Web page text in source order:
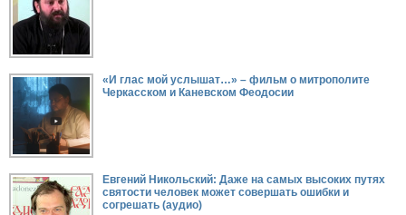
«И глас мой услышат…» – фильм о митрополите
Черкасском и Каневском Феодосии
Евгений Никольский: Даже на самых высоких путях
святости человек может совершать ошибки и
согрешать (аудио)